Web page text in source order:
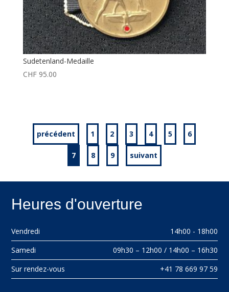
Sudetenland-Medaille
CHF95.00
précédent 1 2 3 4 5 6
7 8 9 suivant
Heures d'ouverture
Vendredi
14h00 - 18h00
Samedi
09h30 – 12h00 / 14h00 – 16h30
Sur rendez-vous
+41 78 669 97 59